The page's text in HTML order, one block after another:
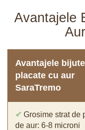
Avantajele
Avantajele
placate cu aur
SaraTremo
✔ Grosime strat de
de aur: 6-8 microni